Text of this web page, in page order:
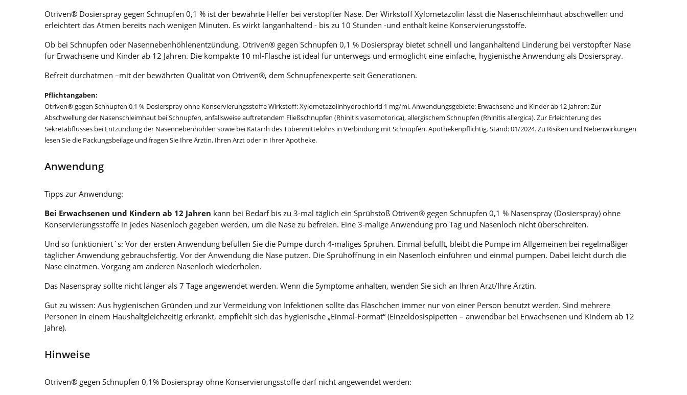
Otriven® Dosierspray gegen Schnupfen 0,1 % ist der bewährte Helfer bei verstopfter Nase. Der Wirkstoff Xylometazolin lässt die Nasenschleimhaut abschwellen und
erleichtert das Atmen bereits nach wenigen Minuten. Es wirkt langanhaltend - bis zu 10 Stunden -und enthält keine Konservierungsstoffe.
Ob bei Schnupfen oder Nasennebenhöhlenentzündung, Otriven® gegen Schnupfen 0,1 % Dosierspray bietet schnell und langanhaltend Linderung bei verstopfter Nase
für Erwachsene und Kinder ab 12 Jahren. Die kompakte 10 ml-Flasche ist ideal für unterwegs und ermöglicht eine einfache, hygienische Anwendung als Dosierspray.
Befreit durchatmen –mit der bewährten Qualität von Otriven®, dem Schnupfenexperte seit Generationen.
Pflichtangaben:
Otriven® gegen Schnupfen 0,1 % Dosierspray ohne Konservierungsstoffe Wirkstoff: Xylometazolinhydrochlorid 1 mg/ml. Anwendungsgebiete: Erwachsene und Kinder ab 12 Jahren: Zur
Abschwellung der Nasenschleimhaut bei Schnupfen, anfallsweise auftretendem Fließschnupfen (Rhinitis vasomotorica), allergischem Schnupfen (Rhinitis allergica). Zur Erleichterung des
Sekretabflusses bei Entzündung der Nasennebenhöhlen sowie bei Katarrh des Tubenmittelohrs in Verbindung mit Schnupfen. Apothekenpflichtig. Stand: 01/2024. Zu Risiken und Nebenwirkungen
lesen Sie die Packungsbeilage und fragen Sie Ihre Ärztin, Ihren Arzt oder in Ihrer Apotheke.
Anwendung
Tipps zur Anwendung:
Bei Erwachsenen und Kindern ab 12 Jahren kann bei Bedarf bis zu 3-mal täglich ein Sprühstoß Otriven® gegen Schnupfen 0,1 % Nasenspray (Dosierspray) ohne
Konservierungsstoffe in jedes Nasenloch gegeben werden, um die Nase zu befreien. Eine 3-malige Anwendung pro Tag und Nasenloch nicht überschreiten.
Und so funktioniert´s: Vor der ersten Anwendung befüllen Sie die Pumpe durch 4-maliges Sprühen. Einmal befüllt, bleibt die Pumpe im Allgemeinen bei regelmäßiger
täglicher Anwendung gebrauchsfertig. Vor der Anwendung die Nase putzen. Die Sprühöffnung in ein Nasenloch einführen und einmal pumpen. Dabei leicht durch die
Nase einatmen. Vorgang am anderen Nasenloch wiederholen.
Das Nasenspray sollte nicht länger als 7 Tage angewendet werden. Wenn die Symptome anhalten, wenden Sie sich an Ihren Arzt/Ihre Ärztin.
Gut zu wissen: Aus hygienischen Gründen und zur Vermeidung von Infektionen sollte das Fläschchen immer nur von einer Person benutzt werden. Sind mehrere
Personen in einem Haushaltgleichzeitig erkrankt, empfiehlt sich das hygienische „Einmal-Format“ (Einzeldosispipetten – anwendbar bei Erwachsenen und Kindern ab 12
Jahre).
Hinweise
Otriven® gegen Schnupfen 0,1% Dosierspray ohne Konservierungsstoffe darf nicht angewendet werden: